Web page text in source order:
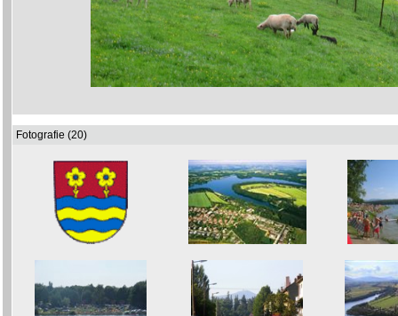
Fotografie (20)